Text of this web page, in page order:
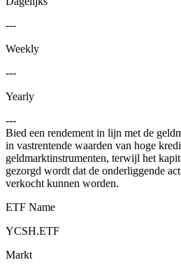
---
Weekly
---
Yearly
---
Bied een rendement in lijn met de
in vastrentende waarden van hoge
geldmarktinstrumenten, terwijl het
gezorgd wordt dat de onderliggende
verkocht kunnen worden.
ETF Name
YCSH.ETF
Markt